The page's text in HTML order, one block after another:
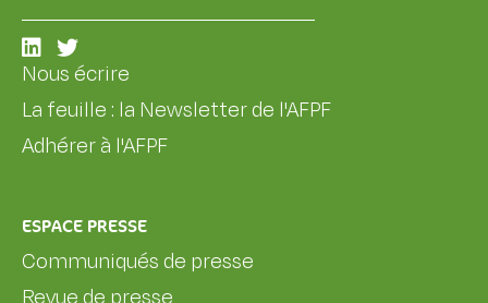
Nous écrire
La feuille : la Newsletter de l'AFPF
Adhérer à l'AFPF
ESPACE PRESSE
Communiqués de presse